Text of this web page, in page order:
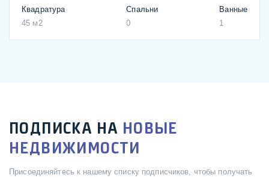
Квадратура
45 м2
Спальни
0
Ванные
1
ПОДПИСКА НА НОВЫЕ
НЕДВИЖИМОСТИ
Присоединяйтесь к нашему списку подписчиков, чтобы получать